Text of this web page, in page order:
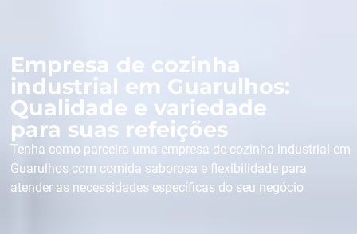
Empresa de cozinha
industrial em Guarulhos:
Qualidade e variedade
para suas refeições
Tenha como parceira uma empresa de cozinha industrial em
Guarulhos com comida saborosa e flexibilidade para
atender as necessidades específicas do seu negócio